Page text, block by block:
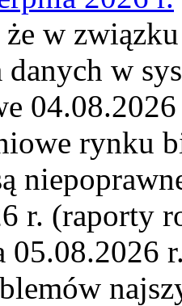
w
danych w
rynku
r. (raporty